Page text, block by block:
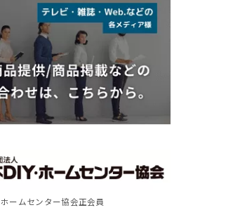
ホームセンター協会正会員